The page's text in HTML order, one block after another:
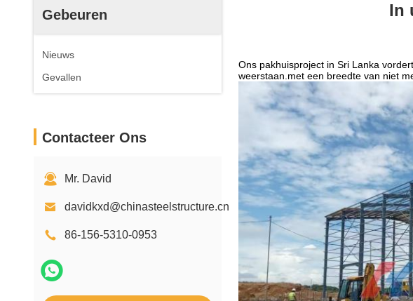
Gebeuren
Nieuws
Gevallen
Contacteer Ons
Mr. David
davidkxd@chinasteelstructure.cn
86-156-5310-0953
In
Ons pakhuisproject in Sri Lanka
weerstaan.met een breedte van niet